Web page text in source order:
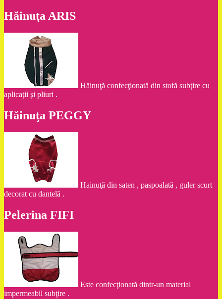
Hăinuţa ARIS
Hăinuţă confecţionată din stofă subţire cu
aplicaţii şi pliuri .
Hăinuţa PEGGY
Hainuţă din saten , paspoalată , guler scurt
decorat cu dantelă .
Pelerina FIFI
Este confecţionată dintr-un material
impermeabil subţire .